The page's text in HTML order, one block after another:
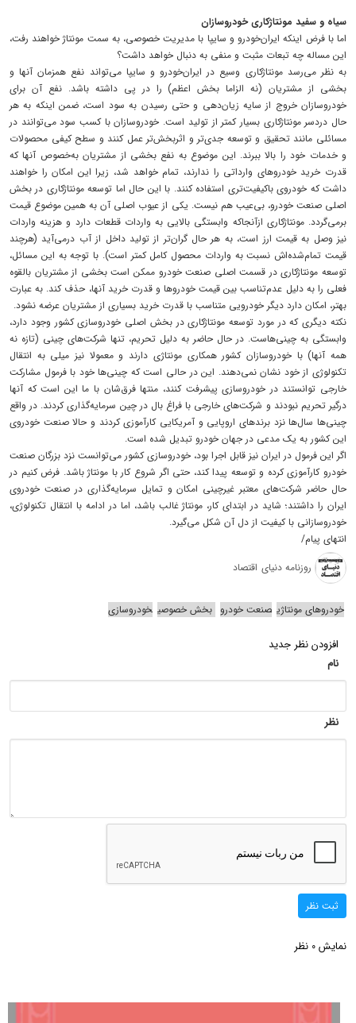
سیاه و سفید مونتاژکاری خودروسازان
اما با فرض اینکه ایران‌خودرو و سایپا با مدیریت خصوصی، به سمت مونتاژ خواهند رفت،
این مساله چه تبعات مثبت و منفی به دنبال خواهد داشت؟
به نظر می‌رسد مونتاژکاری وسیع در ایران‌خودرو و سایپا می‌تواند نفع همزمان آنها و
بخشی از مشتریان (نه الزاما بخش اعظم) را در پی داشته باشد. نفع آن برای
خودروسازان خروج از سایه زیان‌دهی و حتی رسیدن به سود است، ضمن اینکه به هر
حال دردسر مونتاژکاری بسیار کمتر از تولید است. خودروسازان با کسب سود می‌توانند در
مسائلی مانند تحقیق و توسعه جدی‌تر و اثربخش‌تر عمل کنند و سطح کیفی محصولات
و خدمات خود را بالا ببرند. این موضوع به نفع بخشی از مشتریان به‌خصوص آنها که
قدرت خرید خودروهای وارداتی را ندارند، تمام خواهد شد، زیرا این امکان را خواهند
داشت که خودروی باکیفیت‌تری استفاده کنند. با این حال اما توسعه مونتاژکاری در بخش
اصلی صنعت خودرو، بی‌عیب هم نیست. یکی از عیوب اصلی آن به همین موضوع قیمت
برمی‌گردد. مونتاژکاری ازآنجاکه وابستگی بالایی به واردات قطعات دارد و هزینه واردات
نیز وصل به قیمت ارز است، به هر حال گران‌تر از تولید داخل از آب درمی‌آید (هرچند
قیمت تمام‌شده‌اش نسبت به واردات محصول کامل کمتر است). با توجه به این مسائل،
توسعه مونتاژکاری در قسمت اصلی صنعت خودرو ممکن است بخشی از مشتریان بالقوه
فعلی را به دلیل عدم‌تناسب بین قیمت خودروها و قدرت خرید آنها، حذف کند. به عبارت
بهتر، امکان دارد دیگر خودرویی متناسب با قدرت خرید بسیاری از مشتریان عرضه نشود.
نکته دیگری که در مورد توسعه مونتاژکاری در بخش اصلی خودروسازی کشور وجود دارد،
وابستگی به چینی‌هاست. در حال حاضر به دلیل تحریم، تنها شرکت‌های چینی (تازه نه
همه آنها) با خودروسازان کشور همکاری مونتاژی دارند و معمولا نیز میلی به انتقال
تکنولوژی از خود نشان نمی‌دهند. این در حالی است که چینی‌ها خود با فرمول مشارکت
خارجی توانستند در خودروسازی پیشرفت کنند، منتها فرق‌شان با ما این است که آنها
درگیر تحریم نبودند و شرکت‌های خارجی با فراغ بال در چین سرمایه‌گذاری کردند. در واقع
چینی‌ها سال‌ها نزد برندهای اروپایی و آمریکایی کارآموزی کردند و حالا صنعت خودروی
این کشور به یک مدعی در جهان خودرو تبدیل شده است.
اگر این فرمول در ایران نیز قابل اجرا بود، خودروسازی کشور می‌توانست نزد بزرگان صنعت
خودرو کارآموزی کرده و توسعه پیدا کند، حتی اگر شروع کار با مونتاژ باشد. فرض کنیم در
حال حاضر شرکت‌های معتبر غیر‌چینی امکان و تمایل سرمایه‌گذاری در صنعت خودروی
ایران را داشتند؛ شاید در ابتدای کار، مونتاژ غالب باشد، اما در ادامه با انتقال تکنولوژی،
خودروسازانی با کیفیت از دل آن شکل می‌گیرد.
انتهای پیام/
روزنامه دنیای اقتصاد
خودروهای مونتاژی صنعت خودرو بخش خصوصی خودروسازی
افزودن نظر جدید
نام
نظر
ثبت نظر
نمایش 0 نظر